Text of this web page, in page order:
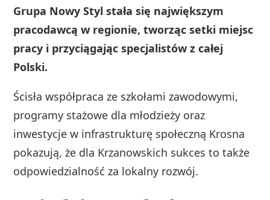
Grupa Nowy Styl stała się największym
pracodawcą w regionie, tworząc setki miejsc
pracy i przyciągając specjalistów z całej
Polski.
Ścisła współpraca ze szkołami zawodowymi,
programy stażowe dla młodzieży oraz
inwestycje w infrastrukturę społeczną Krosna
pokazują, że dla Krzanowskich sukces to także
odpowiedzialność za lokalny rozwój.